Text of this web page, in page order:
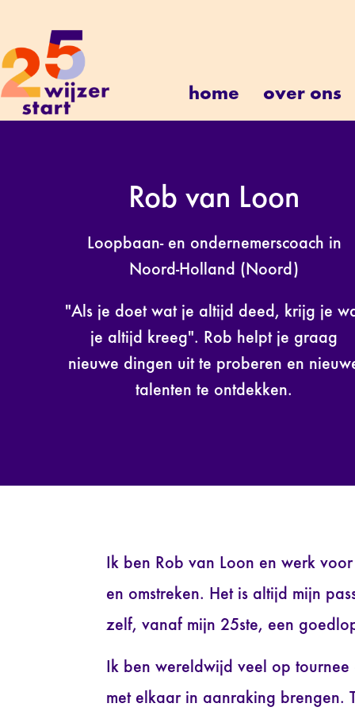
home over ons
Rob van Loon
Loopbaan- en ondernemerscoach in
Noord-Holland (Noord)
"Als je doet wat je altijd deed, krijg je
je altijd kreeg". Rob helpt je graag
nieuwe dingen uit te proberen en
talenten te ontdekken.
Ik ben Rob van Loon en werk
en omstreken. Het is altijd mijn
zelf, vanaf mijn 25ste, een
Ik ben wereldwijd veel op tournee
met elkaar in aanraking brengen.